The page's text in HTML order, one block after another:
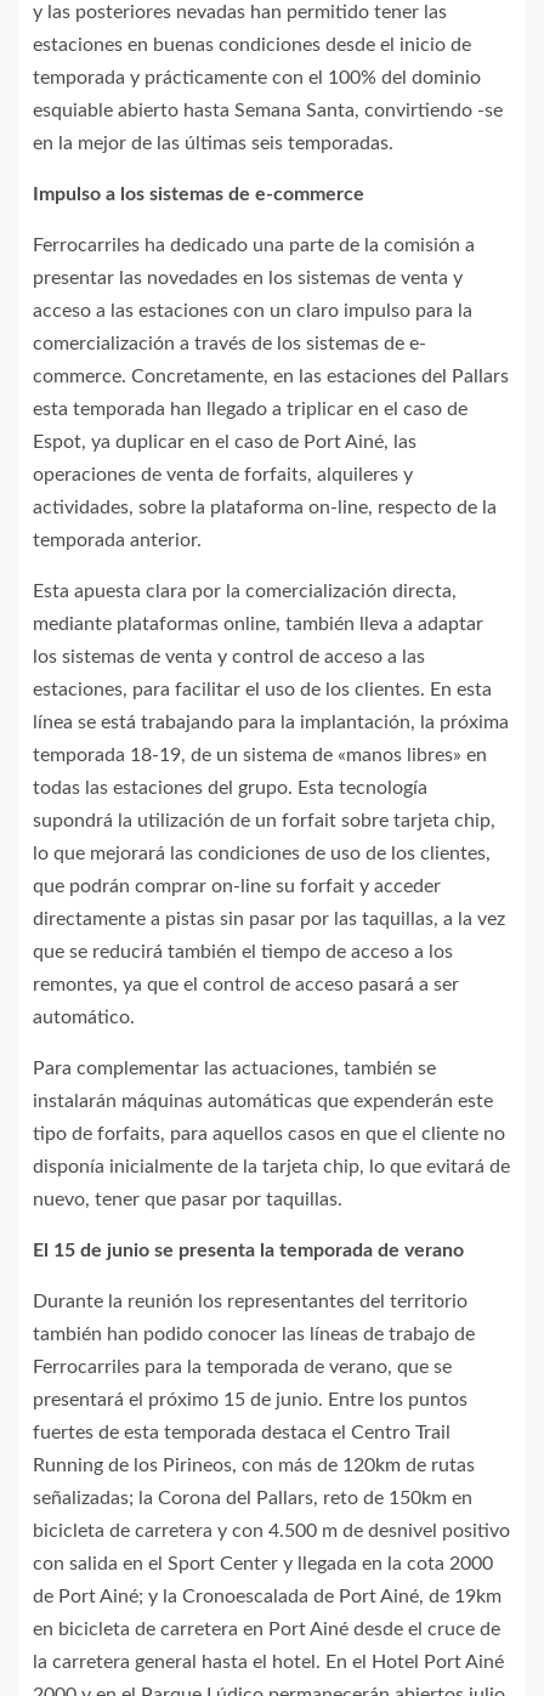
y las posteriores nevadas han permitido tener las
estaciones en buenas condiciones desde el inicio de
temporada y prácticamente con el 100% del dominio
esquiable abierto hasta Semana Santa, convirtiendo -se
en la mejor de las últimas seis temporadas.
Impulso a los sistemas de e-commerce
Ferrocarriles ha dedicado una parte de la comisión a
presentar las novedades en los sistemas de venta y
acceso a las estaciones con un claro impulso para la
comercialización a través de los sistemas de e-
commerce. Concretamente, en las estaciones del Pallars
esta temporada han llegado a triplicar en el caso de
Espot, ya duplicar en el caso de Port Ainé, las
operaciones de venta de forfaits, alquileres y
actividades, sobre la plataforma on-line, respecto de la
temporada anterior.
Esta apuesta clara por la comercialización directa,
mediante plataformas online, también lleva a adaptar
los sistemas de venta y control de acceso a las
estaciones, para facilitar el uso de los clientes. En esta
línea se está trabajando para la implantación, la próxima
temporada 18-19, de un sistema de «manos libres» en
todas las estaciones del grupo. Esta tecnología
supondrá la utilización de un forfait sobre tarjeta chip,
lo que mejorará las condiciones de uso de los clientes,
que podrán comprar on-line su forfait y acceder
directamente a pistas sin pasar por las taquillas, a la vez
que se reducirá también el tiempo de acceso a los
remontes, ya que el control de acceso pasará a ser
automático.
Para complementar las actuaciones, también se
instalarán máquinas automáticas que expenderán este
tipo de forfaits, para aquellos casos en que el cliente no
disponía inicialmente de la tarjeta chip, lo que evitará de
nuevo, tener que pasar por taquillas.
El 15 de junio se presenta la temporada de verano
Durante la reunión los representantes del territorio
también han podido conocer las líneas de trabajo de
Ferrocarriles para la temporada de verano, que se
presentará el próximo 15 de junio. Entre los puntos
fuertes de esta temporada destaca el Centro Trail
Running de los Pirineos, con más de 120km de rutas
señalizadas; la Corona del Pallars, reto de 150km en
bicicleta de carretera y con 4.500 m de desnivel positivo
con salida en el Sport Center y llegada en la cota 2000
de Port Ainé; y la Cronoescalada de Port Ainé, de 19km
en bicicleta de carretera en Port Ainé desde el cruce de
la carretera general hasta el hotel. En el Hotel Port Ainé